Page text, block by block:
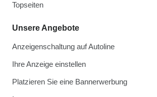
Topseiten
Unsere Angebote
Anzeigenschaltung auf Autoline
Ihre Anzeige einstellen
Platzieren Sie eine Bannerwerbung